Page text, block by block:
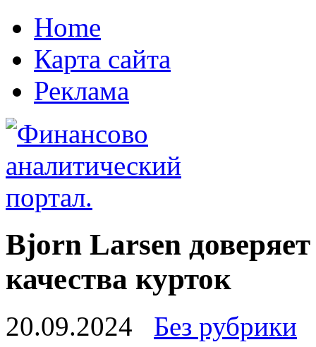
Home
Карта сайта
Реклама
Bjorn Larsen
качества курток
20.09.2024 Без рубрики